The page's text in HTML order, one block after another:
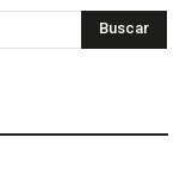
Buscar